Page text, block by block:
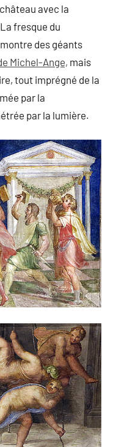
avec la
fresque du
des géants
Michel-Ange, mais
tout imprégné de la
par la
par la lumière.